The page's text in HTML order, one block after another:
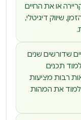
או את החיים
שיווק דיגיטלי,
שדורשים שנים
תכנים
רבות מציעות
את המהות